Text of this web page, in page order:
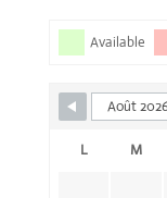
Available
L M